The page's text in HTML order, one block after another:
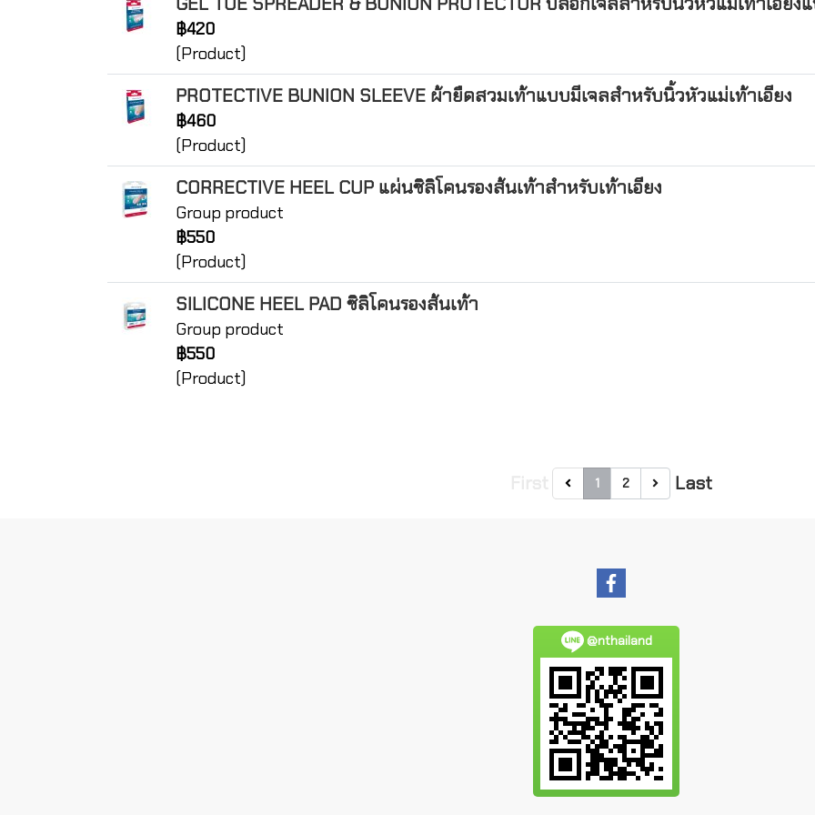
฿420
(Product)
PROTECTIVE BUNION SLEEVE ผ้ายืดสวมเท้าแบบมีเจลสำหรับนิ้วหัวแม่เท้าเอียง
฿460
(Product)
CORRECTIVE HEEL CUP แผ่นซิลิโคนรองส้นเท้าสำหรับเท้าเอียง
Group product
฿550
(Product)
SILICONE HEEL PAD ซิลิโคนรองส้นเท้า
Group product
฿550
(Product)
1 2 Last
@nthailand